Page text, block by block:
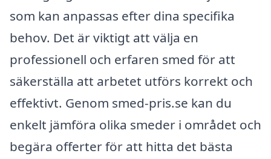
som kan anpassas efter dina specifika
behov. Det är viktigt att välja en
professionell och erfaren smed för att
säkerställa att arbetet utförs korrekt och
effektivt. Genom smed-pris.se kan du
enkelt jämföra olika smeder i området och
begära offerter för att hitta det bästa